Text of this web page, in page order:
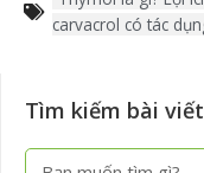
carvacrol có tác
Tìm kiếm bài
Tìm